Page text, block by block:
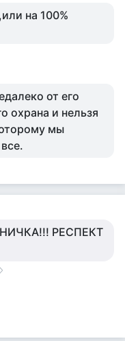
на 100%
от его
охрана и нельзя
мы
РЕСПЕКТ